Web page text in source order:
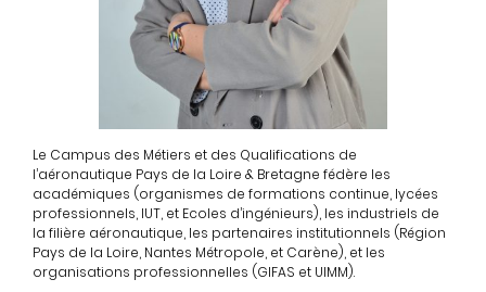
Le Campus des Métiers et des Qualifications de
l’aéronautique Pays de la Loire & Bretagne fédère les
académiques (organismes de formations continue, lycées
professionnels, IUT, et Ecoles d’ingénieurs), les industriels de
la filière aéronautique, les partenaires institutionnels (Région
Pays de la Loire, Nantes Métropole, et Carène), et les
organisations professionnelles (GIFAS et UIMM).